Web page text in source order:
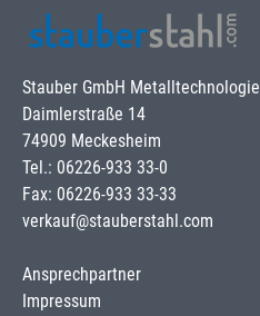
Stauber GmbH Metalltechnologie
Daimlerstraße 14
74909 Meckesheim
Tel.: 06226-933 33-0
Fax: 06226-933 33-33
verkauf@stauberstahl.com
Ansprechpartner
Impressum